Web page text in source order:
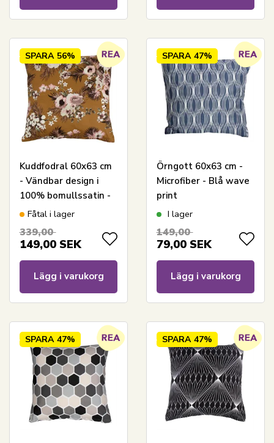
SPARA 56%
Kuddfodral 60x63 cm
- Vändbar design i
100% bomullssatin -
Flowers & Dots curry
Fåtal i lager
339,00
149,00 SEK
Lägg i varukorg
SPARA 47%
Örngott 60x63 cm -
Microfiber - Blå wave
print
I lager
149,00
79,00 SEK
Lägg i varukorg
SPARA 47% SPARA 47%